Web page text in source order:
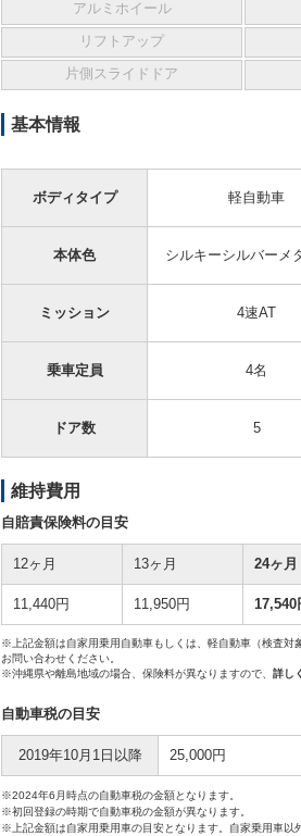
アルミホイール
リフトアップ
片側スライドドア
基本情報
ボディタイプ 軽自動車
本体色 シルキーシルバーメ
ミッション 4速AT
乗車定員 4名
ドア数 5
維持費用
自賠責保険料の目安
12ヶ月 13ヶ月 24ヶ月
11,440円 11,950円 17,540
※上記金額は自家用乗用自動車もしくは、軽自動車（検査対
お問い合わせください。
※沖縄県や離島地域の場合、保険料が異なりますので、 詳し
自動車税の目安
2019年10月1日以降 25,000円
※2024年6月時点の自動車税の金額となります。
※初回登録の時期で自動車税の金額が異なります。
※上記金額は自家用乗用車の目安となります。自家乗用車以